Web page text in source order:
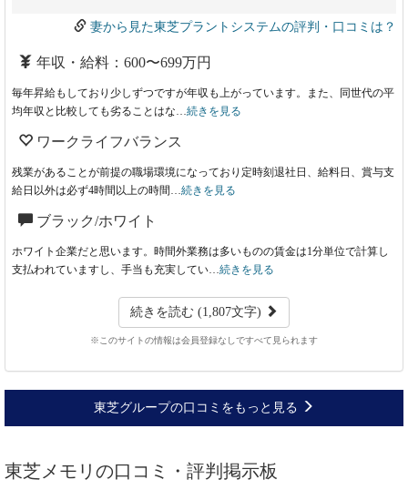
妻から見た東芝プラントシステムの評判・口コミは？
年収・給料：600〜699万円
毎年昇給もしており少しずつですが年収も上がっています。また、同世代の平
均年収と比較しても劣ることはな… 続きを見る
ワークライフバランス
残業があることが前提の職場環境になっており定時刻退社日、給料日、賞与支
給日以外は必ず4時間以上の時間… 続きを見る
ブラック/ホワイト
ホワイト企業だと思います。時間外業務は多いものの賃金は1分単位で計算し
支払われていますし、手当も充実してい… 続きを見る
続きを読む (1,807文字)
※このサイトの情報は会員登録なしですべて見られます
東芝グループの口コミをもっと見る
東芝メモリの口コミ・評判掲示板